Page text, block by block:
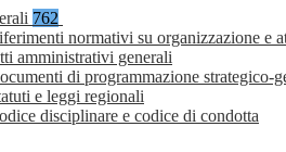
762
normativi su organizzazione e
amministrativi generali
di programmazione strategico-
e leggi regionali
disciplinare e codice di condotta